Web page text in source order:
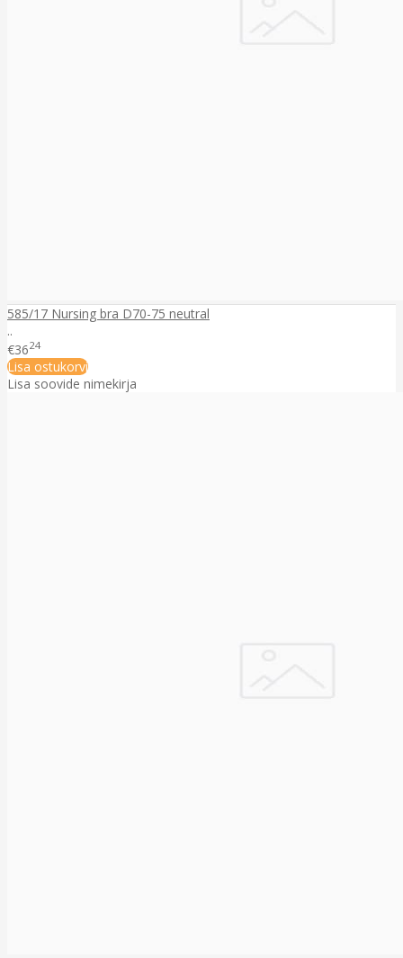
585/17 Nursing bra D70-75 neutral
..
€3624
Lisa ostukorvi
Lisa soovide nimekirja